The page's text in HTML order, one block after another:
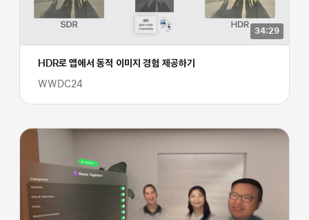
34:29
HDR로 앱에서 동적 이미지 경험 제공하기
WWDC24